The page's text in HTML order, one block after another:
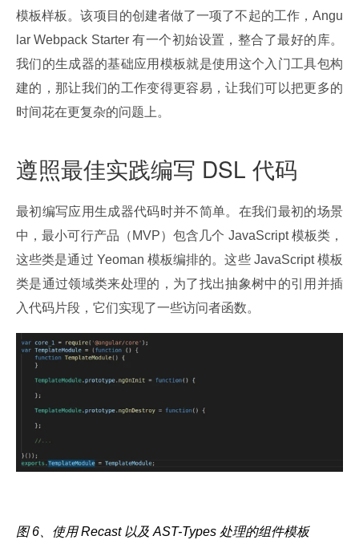
模板样板。该项目的创建者做了一项了不起的工作，Angu
lar Webpack Starter 有一个初始设置，整合了最好的库。
我们的生成器的基础应用模板就是使用这个入门工具包构
建的，那让我们的工作变得更容易，让我们可以把更多的
时间花在更复杂的问题上。
遵照最佳实践编写 DSL 代码
最初编写应用生成器代码时并不简单。在我们最初的场景
中，最小可行产品（MVP）包含几个 JavaScript 模板类，
这些类是通过 Yeoman 模板编排的。这些 JavaScript 模板
类是通过领域类来处理的，为了找出抽象树中的引用并插
入代码片段，它们实现了一些访问者函数。
图 6、使用 Recast 以及 AST-Types 处理的组件模板